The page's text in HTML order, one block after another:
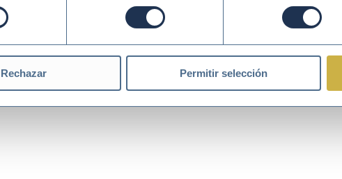
Rechazar Permitir selección